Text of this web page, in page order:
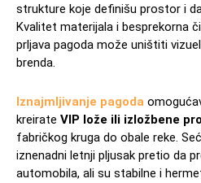
strukture koje definišu prostor i
Kvalitet materijala i besprekorna
prljava pagoda može uništiti
brenda.
Iznajmljivanje pagoda
kreirate VIP lože ili izložbene
fabričkog kruga do obale reke.
iznenadni letnji pljusak pretio da
automobila, ali su stabilne i